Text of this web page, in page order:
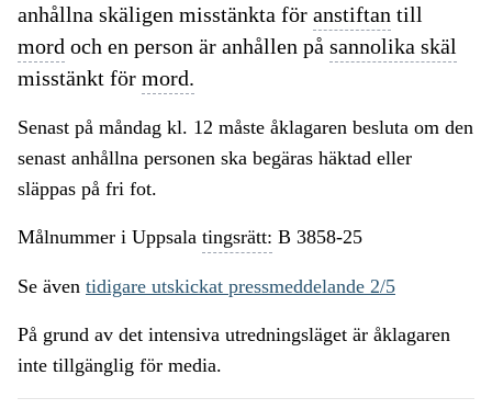
anhållna skäligen misstänkta för anstiftan till
mord och en person är anhållen på sannolika skäl
misstänkt för mord.
Senast på måndag kl. 12 måste åklagaren besluta om den
senast anhållna personen ska begäras häktad eller
släppas på fri fot.
Målnummer i Uppsala tingsrätt: B 3858-25
Se även tidigare utskickat pressmeddelande 2/5
På grund av det intensiva utredningsläget är åklagaren
inte tillgänglig för media.